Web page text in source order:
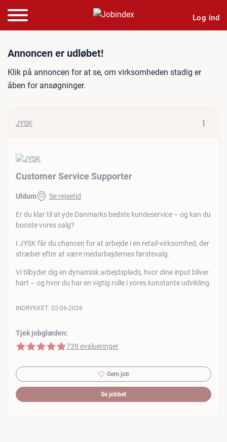
Log ind
Jobannonce: Customer
Annoncen er udløbet!
Klik på annoncen for at se, om virksomheden stadig er
åben for ansøgninger.
JYSK
Customer Service Supporter
Uldum Se rejsetid
Er du klar til at yde Danmarks bedste kundeservice – og kan du
booste vores salg?
I JYSK får du chancen for at arbejde i en retail-virksomhed, der
stræber efter at være medarbejdernes førstevalg.
Vi tilbyder dig en dynamisk arbejdsplads, hvor dine input bliver
hørt – og hvor du har en vigtig rolle i vores konstante udvikling.
Tjek jobglæden:
5 af 5 stjerner
739 evalueringer
INDRYKKET: 02-06-2026
Gem job
Se jobbet